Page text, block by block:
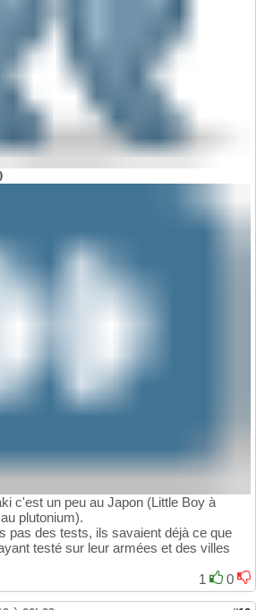
c'est un peu au Japon (Little Boy à
plutonium).
pas des tests, ils savaient déjà ce que
testé sur leur armées et des villes
1
0